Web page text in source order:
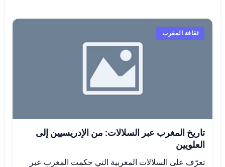
ثقافة المغرب
تاريخ المغرب عبر السلالات: من الإدريسيين إلى
العلويين
تعرّف على السلالات المغربية التي حكمت المغرب عبر